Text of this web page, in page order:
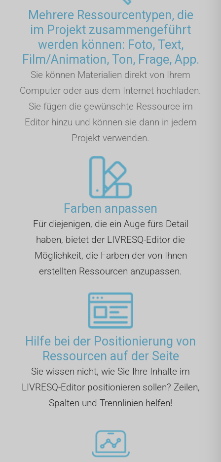
Mehrere Ressourcentypen, die
im Projekt zusammengeführt
werden können: Foto, Text,
Film/Animation, Ton, Frage, App.
Sie können Materialien direkt von Ihrem
Computer oder aus dem Internet hochladen.
Sie fügen die gewünschte Ressource im
Editor hinzu und können sie dann in jedem
Projekt verwenden.
Farben anpassen
Für diejenigen, die ein Auge fürs Detail
haben, bietet der LIVRESQ-Editor die
Möglichkeit, die Farben der von Ihnen
erstellten Ressourcen anzupassen.
Hilfe bei der Positionierung von
Ressourcen auf der Seite
Sie wissen nicht, wie Sie Ihre Inhalte im
LIVRESQ-Editor positionieren sollen? Zeilen,
Spalten und Trennlinien helfen!